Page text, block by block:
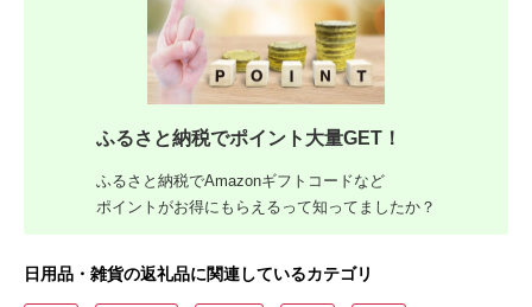
ふるさと納税でポイント大量GET！
ふるさと納税でAmazonギフトコードなど
ポイントがお得にもらえるって知ってましたか？
日用品・雑貨の返礼品に関連しているカテゴリ